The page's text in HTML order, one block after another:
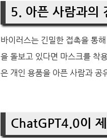
5. 아픈 사람과의
바이러스는 긴밀한 접촉을 통
을 돌보고 있다면 마스크를 착
은 개인 용품을 아픈 사람과 공
ChatGPT4.0이